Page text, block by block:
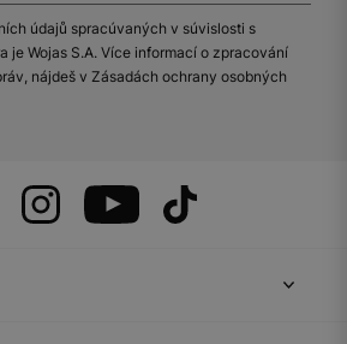
údajů spracúvaných v súvislosti s
je Wojas S.A. Více informací o zpracování
nájdeš v Zásadách ochrany osobných